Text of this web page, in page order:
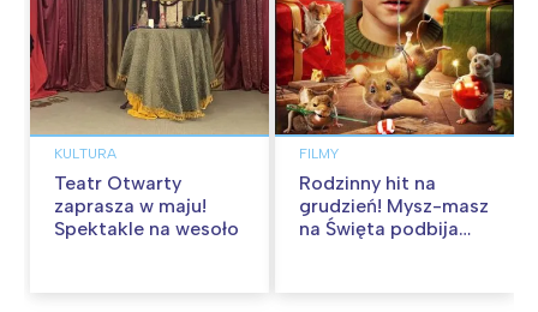
KULTURA
Teatr Otwarty
zaprasza w maju!
Spektakle na wesoło
FILMY
Rodzinny hit na
grudzień! Mysz-masz
na Święta podbija